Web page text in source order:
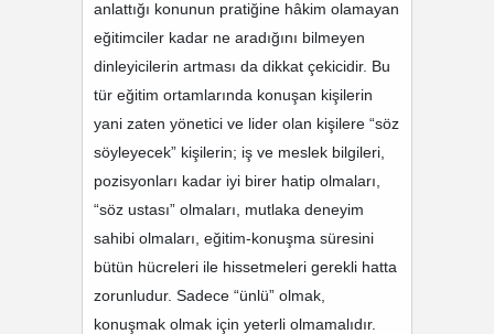
anlattığı konunun pratiğine hâkim olamayan
eğitimciler kadar ne aradığını bilmeyen
dinleyicilerin artması da dikkat çekicidir. Bu
tür eğitim ortamlarında konuşan kişilerin
yani zaten yönetici ve lider olan kişilere “söz
söyleyecek” kişilerin; iş ve meslek bilgileri,
pozisyonları kadar iyi birer hatip olmaları,
“söz ustası” olmaları, mutlaka deneyim
sahibi olmaları, eğitim-konuşma süresini
bütün hücreleri ile hissetmeleri gerekli hatta
zorunludur. Sadece “ünlü” olmak,
konuşmak olmak için yeterli olmamalıdır.